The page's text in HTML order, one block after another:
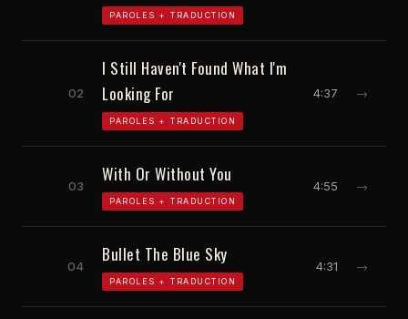
PAROLES + TRADUCTION
02
I Still Haven't Found What I'm
Looking For
PAROLES + TRADUCTION
4:37 →
03
With Or Without You
PAROLES + TRADUCTION
4:55 →
04
Bullet The Blue Sky
PAROLES + TRADUCTION
4:31 →